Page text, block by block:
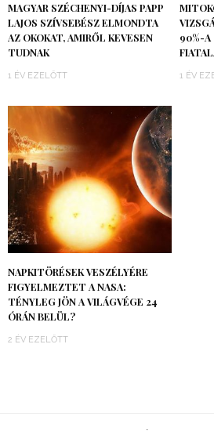
MAGYAR SZÉCHENYI-DÍJAS PAPP
LAJOS SZÍVSEBÉSZ ELMONDTA
AZ OKOKAT, AMIRŐL KEVESEN
TUDNAK
1 ÉV EZELŐTT
90%-A
1 ÉV
NAPKITÖRÉSEK VESZÉLYÉRE
FIGYELMEZTET A NASA:
TÉNYLEG JÖN A VILÁGVÉGE 24
ÓRÁN BELÜL?
2 ÉV EZELŐTT